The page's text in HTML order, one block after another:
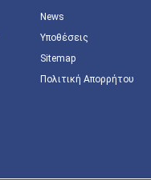
News
Υποθέσεις
Sitemap
Πολιτική Απορρήτου